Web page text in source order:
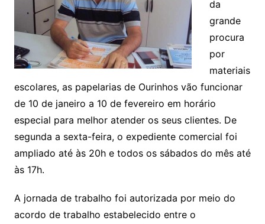
da
grande
procura
por
materiais
escolares, as papelarias de Ourinhos vão funcionar
de 10 de janeiro a 10 de fevereiro em horário
especial para melhor atender os seus clientes. De
segunda a sexta-feira, o expediente comercial foi
ampliado até às 20h e todos os sábados do mês até
às 17h.
A jornada de trabalho foi autorizada por meio do
acordo de trabalho estabelecido entre o